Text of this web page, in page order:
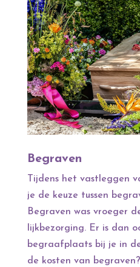
Begraven
Tijdens het vastleggen
je de keuze tussen
Begraven was vroeger
lijkbezorging. Er is dan
begraafplaats bij je in
de kosten van